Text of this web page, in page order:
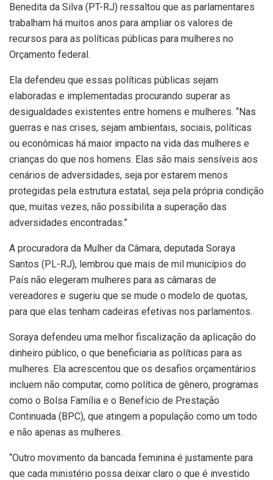
Benedita da Silva (PT-RJ) ressaltou que as parlamentares
trabalham há muitos anos para ampliar os valores de
recursos para as políticas públicas para mulheres no
Orçamento federal.
Ela defendeu que essas políticas públicas sejam
elaboradas e implementadas procurando superar as
desigualdades existentes entre homens e mulheres. “Nas
guerras e nas crises, sejam ambientais, sociais, políticas
ou econômicas há maior impacto na vida das mulheres e
crianças do que nos homens. Elas são mais sensíveis aos
cenários de adversidades, seja por estarem menos
protegidas pela estrutura estatal, seja pela própria condição
que, muitas vezes, não possibilita a superação das
adversidades encontradas.”
A procuradora da Mulher da Câmara, deputada Soraya
Santos (PL-RJ), lembrou que mais de mil municípios do
País não elegeram mulheres para as câmaras de
vereadores e sugeriu que se mude o modelo de quotas,
para que elas tenham cadeiras efetivas nos parlamentos.
Soraya defendeu uma melhor fiscalização da aplicação do
dinheiro público, o que beneficiaria as políticas para as
mulheres. Ela acrescentou que os desafios orçamentários
incluem não computar, como política de gênero, programas
como o Bolsa Família e o Benefício de Prestação
Continuada (BPC), que atingem a população como um todo
e não apenas as mulheres.
“Outro movimento da bancada feminina é justamente para
que cada ministério possa deixar claro o que é investido